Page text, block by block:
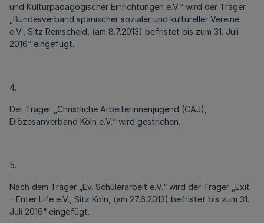
und Kulturpädagogischer Einrichtungen e.V.“ wird der Träger
„Bundesverband spanischer sozialer und kultureller Vereine
e.V., Sitz Remscheid, (am 8.7.2013) befristet bis zum 31. Juli
2016“ eingefügt.
4.
Der Träger „Christliche Arbeiterinnenjugend (CAJ),
Diözesanverband Köln e.V.“ wird gestrichen.
5.
Nach dem Träger „Ev. Schülerarbeit e.V.“ wird der Träger „Exit
– Enter Life e.V., Sitz Köln, (am 27.6.2013) befristet bis zum 31.
Juli 2016“ eingefügt.